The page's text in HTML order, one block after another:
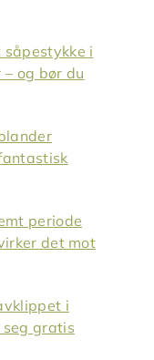
i
og bør du
periode
det mot
i
gratis